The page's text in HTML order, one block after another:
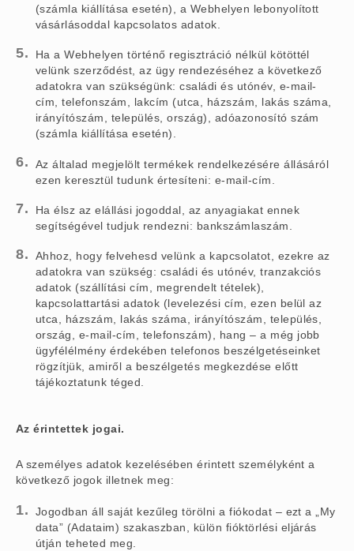
(számla kiállítása esetén), a Webhelyen lebonyolított
vásárlásoddal kapcsolatos adatok.
Ha a Webhelyen történő regisztráció nélkül kötöttél
velünk szerződést, az ügy rendezéséhez a következő
adatokra van szükségünk: családi és utónév, e-mail-
cím, telefonszám, lakcím (utca, házszám, lakás száma,
irányítószám, település, ország), adóazonosító szám
(számla kiállítása esetén).
Az általad megjelölt termékek rendelkezésére állásáról
ezen keresztül tudunk értesíteni: e-mail-cím.
Ha élsz az elállási jogoddal, az anyagiakat ennek
segítségével tudjuk rendezni: bankszámlaszám.
Ahhoz, hogy felvehesd velünk a kapcsolatot, ezekre az
adatokra van szükség: családi és utónév, tranzakciós
adatok (szállítási cím, megrendelt tételek),
kapcsolattartási adatok (levelezési cím, ezen belül az
utca, házszám, lakás száma, irányítószám, település,
ország, e-mail-cím, telefonszám), hang – a még jobb
ügyfélélmény érdekében telefonos beszélgetéseinket
rögzítjük, amiről a beszélgetés megkezdése előtt
tájékoztatunk téged.
Az érintettek jogai.
A személyes adatok kezelésében érintett személyként a
következő jogok illetnek meg:
Jogodban áll saját kezűleg törölni a fiókodat – ezt a „My
data” (Adataim) szakaszban, külön fióktörlési eljárás
útján teheted meg.